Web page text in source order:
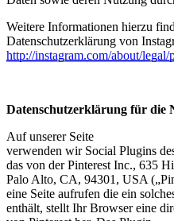
Weitere Informationen hierzu
Datenschutzerklärung von
http://instagram.com/about/legal/
Datenschutzerklärung für die
Auf unserer Seite
verwenden wir Social Plugins
das von der Pinterest Inc., 635
Palo Alto, CA, 94301, USA
eine Seite aufrufen die ein
enthält, stellt Ihr Browser eine